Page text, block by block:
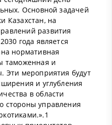
Основной задачей
Казахстан, на
развития
года является
нормативная
таможенная и
Эти мероприятия будут
и углубления
в области
стороны управления